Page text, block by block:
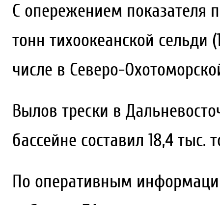
С опережением показателя
тонн тихоокеанской сельди
числе в Северо-
Вылов трески в
бассейне составил 18,4 тыс.
По оперативным